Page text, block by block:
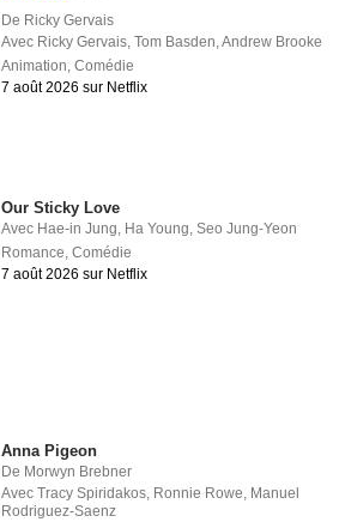
De Ricky Gervais
Avec Ricky Gervais,Tom Basden,Andrew Brooke
Animation,Comédie
7 août 2026 sur Netflix
Our Sticky Love
Avec Hae-in Jung, Ha Young,Seo Jung-Yeon
Romance,Comédie
7 août 2026 sur Netflix
Anna Pigeon
De Morwyn Brebner
AvecTracy Spiridakos, Ronnie Rowe, Manuel
Rodriguez-Saenz